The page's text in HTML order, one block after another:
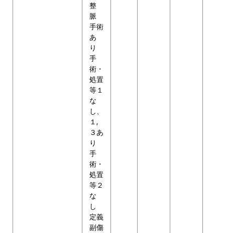
整
脈
手術
あ
り
手
術・
処置
等１
な
し、
１,
３あ
り
手
術・
処置
等２
な
し
定義
副傷